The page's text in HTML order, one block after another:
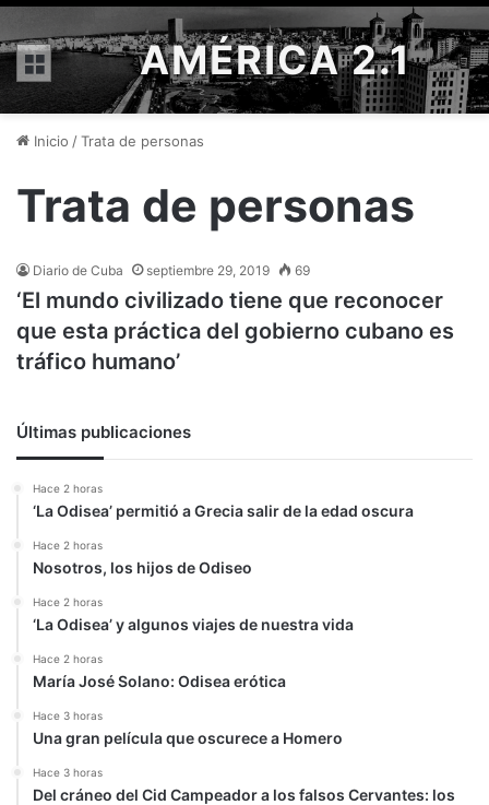
Menú AMÉRICA 2.1
Inicio /Trata de personas
Trata de personas
Diario de Cuba septiembre 29, 2019 69
‘El mundo civilizado tiene que reconocer
que esta práctica del gobierno cubano es
tráfico humano’
Últimas publicaciones
Hace 2 horas
‘La Odisea’ permitió a Grecia salir de la edad oscura
Hace 2 horas
Nosotros, los hijos de Odiseo
Hace 2 horas
‘La Odisea’ y algunos viajes de nuestra vida
Hace 2 horas
María José Solano: Odisea erótica
Hace 3 horas
Una gran película que oscurece a Homero
Hace 3 horas
Del cráneo del Cid Campeador a los falsos Cervantes: los